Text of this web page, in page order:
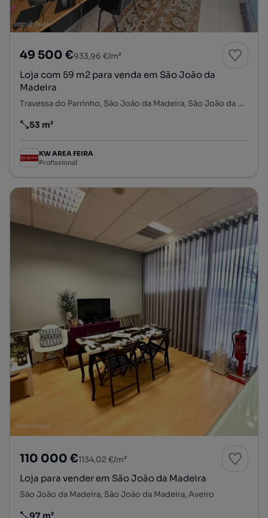
49 500 €933,96 €/m²
Loja com 59 m2 para venda em São João da
Madeira
Travessa do Parrinho, São João da Madeira, São João da Madeira, Aveiro
Preço por metro quadrado
53 m²
KW AREA FEIRA
Profissional
110 000 €1134,02 €/m²
Loja para vender em São João da Madeira
São João da Madeira, São João da Madeira, Aveiro
97 m²